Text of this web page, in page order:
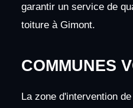
garantir un service de
toiture à Gimont.
COMMUNES
La zone d'intervention